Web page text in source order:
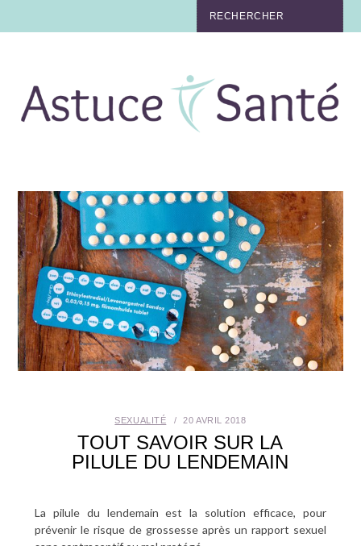
TABAC
NUTRITION
MÉDECINE
MÉDECINE DOUCE
BIEN-ÊTRE
SEXUALITÉ 20 AVRIL 2018
TOUT SAVOIR SUR LA
PILULE DU LENDEMAIN
La pilule du lendemain est la solution efficace, pour
prévenir le risque de grossesse après un rapport sexuel